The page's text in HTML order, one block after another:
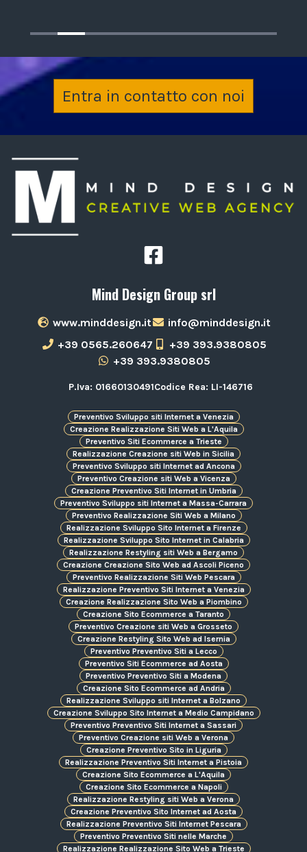
Entra in contatto con noi
Mind Design Group srl
www.minddesign.it
info@minddesign.it
+39 0565.260647
+39 393.9380805
+39 393.9380805
P.Iva: 01660130491Codice Rea: LI-146716
Preventivo Sviluppo siti Internet a Venezia
Creazione Realizzazione Siti Web a L'Aquila
Preventivo Siti Ecommerce a Trieste
Realizzazione Creazione siti Web in Sicilia
Preventivo Sviluppo siti Internet ad Ancona
Preventivo Creazione siti Web a Vicenza
Creazione Preventivo Siti Internet in Umbria
Preventivo Sviluppo siti Internet a Massa-Carrara
Preventivo Realizzazione Siti Web a Milano
Realizzazione Sviluppo Sito Internet a Firenze
Realizzazione Sviluppo Sito Internet in Calabria
Realizzazione Restyling siti Web a Bergamo
Creazione Creazione Sito Web ad Ascoli Piceno
Preventivo Realizzazione Siti Web Pescara
Realizzazione Preventivo Siti Internet a Venezia
Creazione Realizzazione Sito Web a Piombino
Creazione Sito Ecommerce a Taranto
Preventivo Creazione siti Web a Grosseto
Creazione Restyling Sito Web ad Isernia
Preventivo Preventivo Siti a Lecco
Preventivo Siti Ecommerce ad Aosta
Preventivo Preventivo Siti a Modena
Creazione Sito Ecommerce ad Andria
Realizzazione Sviluppo siti Internet a Bolzano
Creazione Sviluppo Sito Internet a Medio Campidano
Preventivo Preventivo Siti Internet a Sassari
Preventivo Creazione siti Web a Verona
Creazione Preventivo Sito in Liguria
Realizzazione Preventivo Siti Internet a Pistoia
Creazione Sito Ecommerce a L'Aquila
Creazione Sito Ecommerce a Napoli
Realizzazione Restyling siti Web a Verona
Creazione Preventivo Sito Internet ad Aosta
Realizzazione Preventivo Siti Internet Pescara
Preventivo Preventivo Siti nelle Marche
Realizzazione Realizzazione Sito Web a Trieste